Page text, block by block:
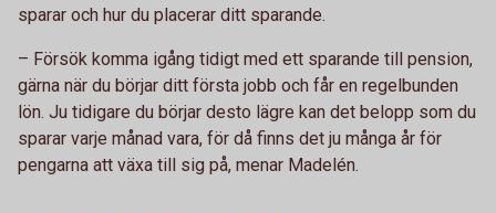
sparar och hur du placerar ditt sparande.
– Försök komma igång tidigt med ett sparande till pension,
gärna när du börjar ditt första jobb och får en regelbunden
lön. Ju tidigare du börjar desto lägre kan det belopp som du
sparar varje månad vara, för då finns det ju många år för
pengarna att växa till sig på, menar Madelén.